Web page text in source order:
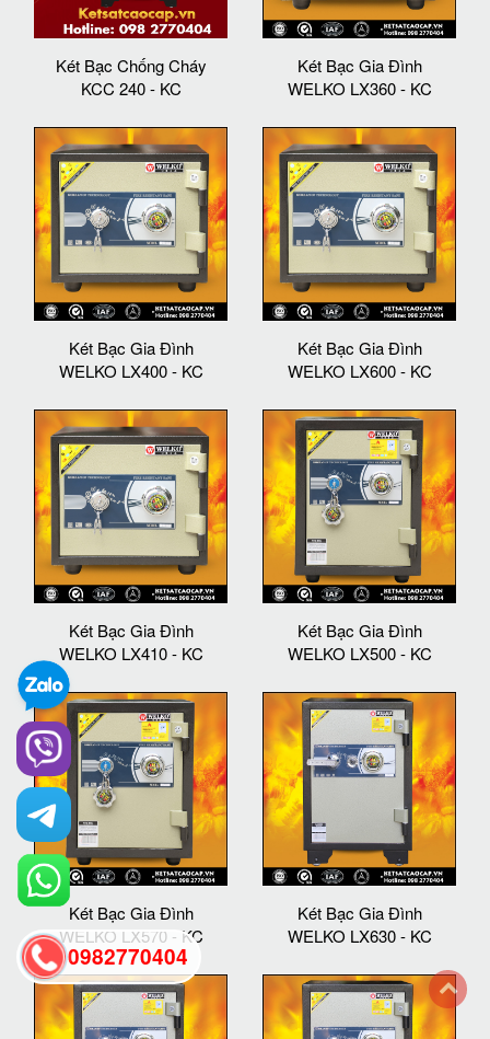
Két Bạc Chống Cháy
KCC 240 - KC
Két Bạc Gia Đình
WELKO LX360 - KC
Két Bạc Gia Đình
WELKO LX400 - KC
Két Bạc Gia Đình
WELKO LX600 - KC
Két Bạc Gia Đình
WELKO LX410 - KC
Két Bạc Gia Đình
WELKO LX500 - KC
Két Bạc Gia Đình
WELKO LX570 - KC
Két Bạc Gia Đình
WELKO LX630 - KC
0982770404
back